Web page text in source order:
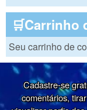
🛒Carrinho
Seu carrinho de
Cadastre-se
comentários,